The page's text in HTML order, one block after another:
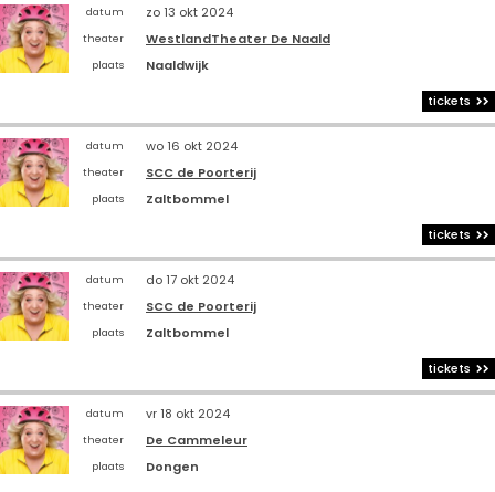
datum zo 13 okt 2024
theater WestlandTheater De Naald
plaats
Naaldwijk
tickets
datum wo 16 okt 2024
theater SCC de Poorterij
plaats
Zaltbommel
tickets
datum do 17 okt 2024
theater SCC de Poorterij
plaats
Zaltbommel
tickets
datum vr 18 okt 2024
theater De Cammeleur
plaats
Dongen